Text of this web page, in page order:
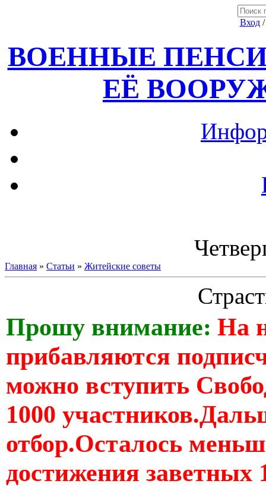
Вход
ВОЕННЫЕ
ЕЁ
Главная » Статьи » Житейские советы
Прошу внимание: На
прибавляются
можно вступить
1000
отбор.Осталось
достижения заветных